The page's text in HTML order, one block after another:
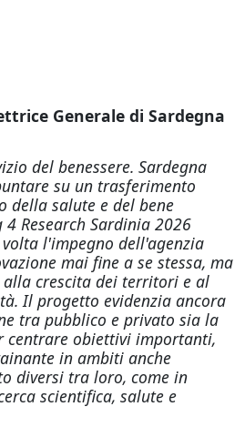
Generale di Sardegna
del benessere. Sardegna
su un trasferimento
della salute e del bene
Research Sardinia 2026
l'impegno dell'agenzia
mai fine a se stessa, ma
crescita dei territori e al
Il progetto evidenzia ancora
tra pubblico e privato sia la
centrare obiettivi importanti,
in ambiti anche
diversi tra loro, come in
scientifica, salute e